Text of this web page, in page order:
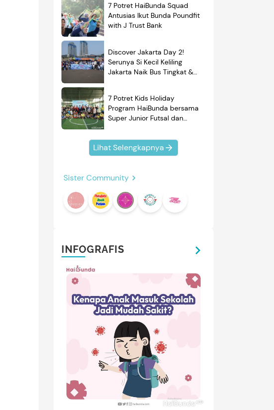
7 Potret HaiBunda Squad
Antusias Ikut Bunda Poundfit
with J Trust Bank
Discover Jakarta Day 2!
Serunya Si Kecil Keliling
Jakarta Naik Bus Tingkat &
7 Potret Kids Holiday
Program HaiBunda bersama
Super Junior Futsal dan
Kompak Banget!
Lihat Selengkapnya
Sister Community
INFOGRAFIS